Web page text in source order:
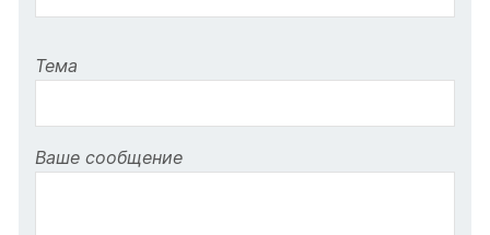
Тема
Ваше сообщение